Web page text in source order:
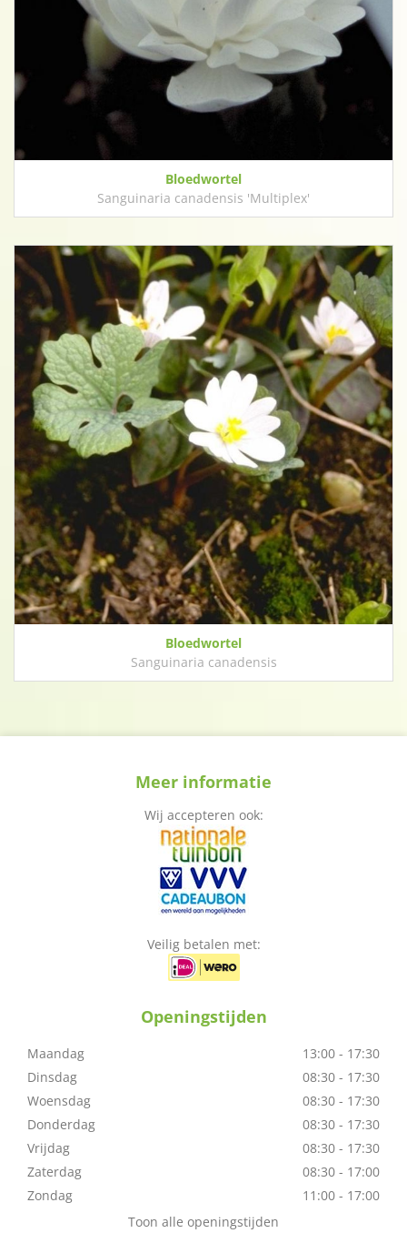
Bloedwortel
Sanguinaria canadensis 'Multiplex'
Bloedwortel
Sanguinaria canadensis
Meer informatie
Wij accepteren ook:
Veilig betalen met:
Openingstijden
Maandag
13:00 - 17:30
Dinsdag
08:30 - 17:30
Woensdag
08:30 - 17:30
Donderdag
08:30 - 17:30
Vrijdag
08:30 - 17:30
Zaterdag
08:30 - 17:00
Zondag
11:00 - 17:00
Toon alle openingstijden